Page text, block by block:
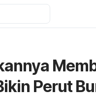
Perut